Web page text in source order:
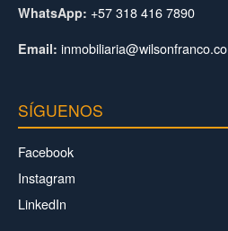
WhatsApp: +57 318 416 7890
Email: inmobiliaria@wilsonfranco.co
SÍGUENOS
Facebook
Instagram
LinkedIn